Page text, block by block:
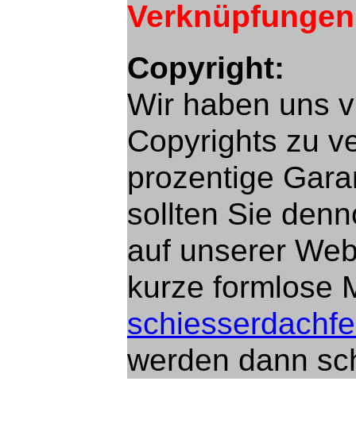
Copyright:
Wir haben uns
Copyrights zu
prozentige
sollten Sie
auf unserer
kurze formlose
werden dann